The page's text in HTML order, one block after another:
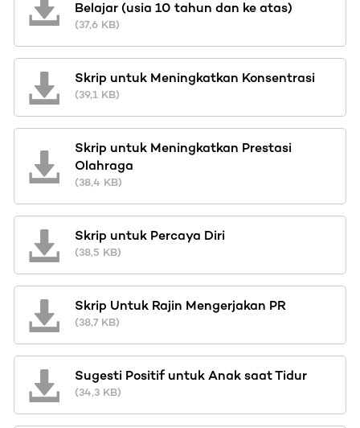
Belajar (usia 10 tahun dan ke atas)
(37,6 KB)
Skrip untuk Meningkatkan Konsentrasi
(39,1 KB)
Skrip untuk Meningkatkan Prestasi
Olahraga
(38,4 KB)
Skrip untuk Percaya Diri
(38,5 KB)
Skrip Untuk Rajin Mengerjakan PR
(38,7 KB)
Sugesti Positif untuk Anak saat Tidur
(34,3 KB)